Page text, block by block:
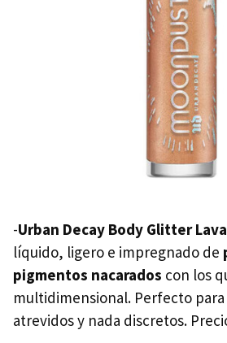
-Urban Decay Body Glitter Lava
líquido, ligero e impregnado de
pigmentos nacarados con los
multidimensional. Perfecto
atrevidos y nada discretos.